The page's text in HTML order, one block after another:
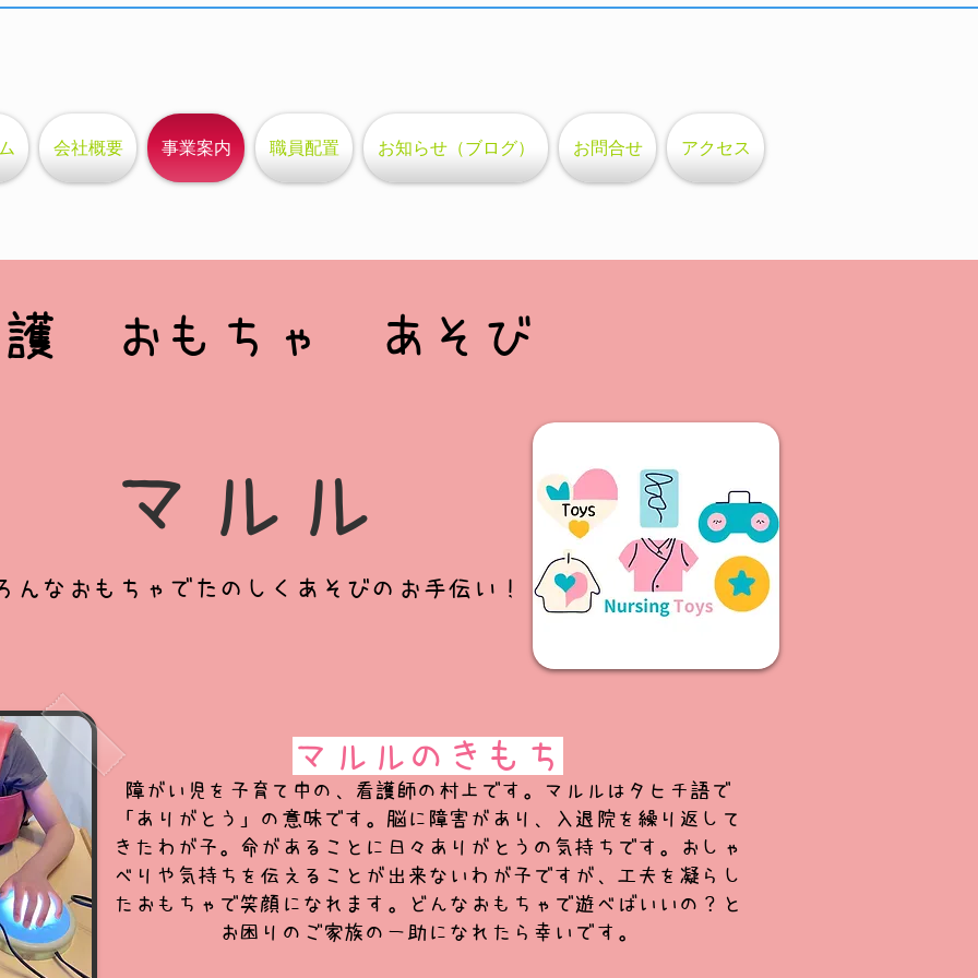
会社概要 事業案内 職員配置 お知らせ（ブログ） お問合せ アクセス
護 おもちゃ あそび
​マルル
んなおもちゃでたのしくあそびのお手伝い！
マルルのきもち
障がい児を子育て中の、看護師の村上です。マルルはタヒチ語で
「ありがとう」の意味です。脳に障害があり、入退院を繰り返して
きたわが子。命があることに日々ありがとうの気持ちです。おしゃ
べりや気持ちを伝えることが出来ないわが子ですが、工夫を凝らし
たおもちゃで笑顔になれます。どんなおもちゃで遊べばいいの？と
お困りのご家族の一助になれたら幸いです。